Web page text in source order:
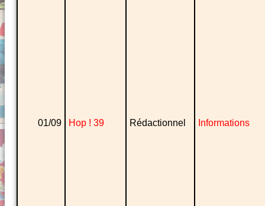
01/09 Hop ! 39 Rédactionnel Informations